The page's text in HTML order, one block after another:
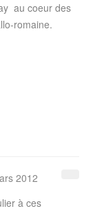
au coeur des
romaine.
2012
à ces